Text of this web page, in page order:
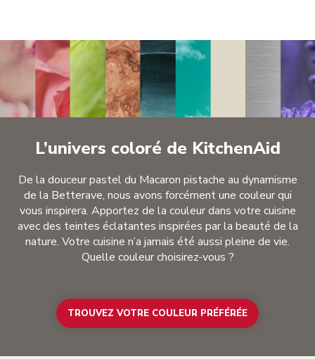
L’univers coloré de KitchenAid
De la douceur pastel du Macaron pistache au dynamisme
de la Betterave, nous avons forcément une couleur qui
vous inspirera. Apportez de la couleur dans votre cuisine
avec des teintes éclatantes inspirées par la beauté de la
nature. Votre cuisine n’a jamais été aussi pleine de vie.
Quelle couleur choisirez-vous ?
TROUVEZ VOTRE COULEUR PRÉFÉRÉE